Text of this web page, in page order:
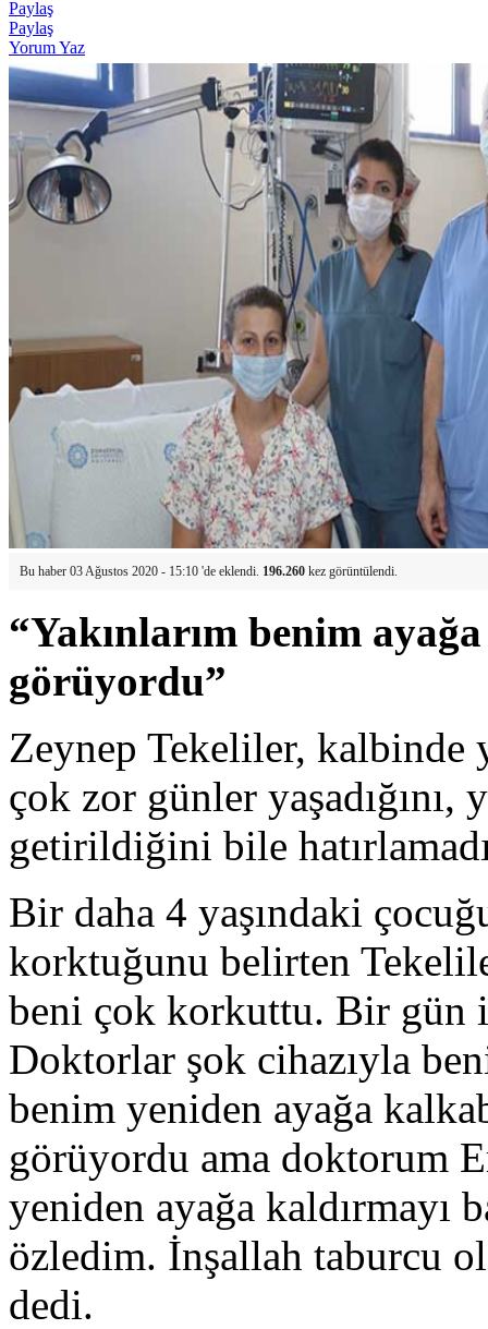
Paylaş
Paylaş
Yorum Yaz
Bu haber 03 Ağustos 2020 - 15:10 'de eklendi. 196.260 kez görüntülendi.
“Yakınlarım benim
görüyordu”
Zeynep Tekeliler, kalbinde
çok zor günler yaşadığını,
getirildiğini bile
Bir daha 4 yaşındaki
korktuğunu belirten
beni çok korkuttu. Bir gün
Doktorlar şok cihazıyla
benim yeniden ayağa
görüyordu ama doktorum
yeniden ayağa kaldırmayı
özledim. İnşallah taburcu
dedi.